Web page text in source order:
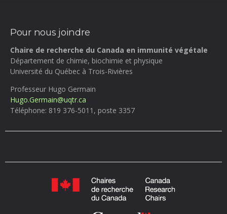
Pour nous joindre
Chaire de recherche du Canada en immunité végétale
Département de chimie, biochimie et physique
Université du Québec à Trois-Rivières
Professeur Hugo Germain
Hugo.Germain@uqtr.ca
Téléphone: 819 376-5011, poste 3357